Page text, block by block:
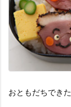
おともだちでき